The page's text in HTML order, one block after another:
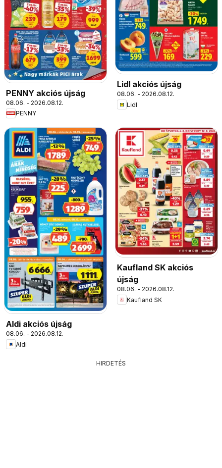
PENNY akciós újság
08.06. - 2026.08.12.
PENNY
Lidl akciós újság
08.06. - 2026.08.12.
Lidl
Aldi akciós újság
08.06. - 2026.08.12.
Aldi
Kaufland SK akciós
újság
08.06. - 2026.08.12.
Kaufland SK
HIRDETÉS